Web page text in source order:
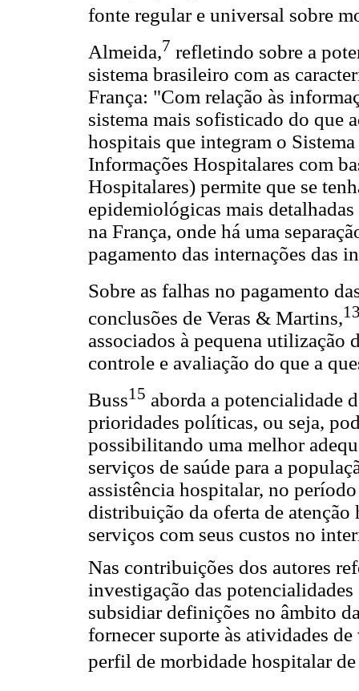
fonte regular e universal sobre
Almeida,7 refletindo sobre a
sistema brasileiro com as
França: "Com relação às
sistema mais sofisticado do que
hospitais que integram o
Informações Hospitalares com
Hospitalares) permite que se
epidemiológicas mais
na França, onde há uma
pagamento das internações das
Sobre as falhas no pagamento
conclusões de Veras & Martins,
associados à pequena utilização
controle e avaliação do que a
Buss15 aborda a potencialidade
prioridades políticas, ou seja,
possibilitando uma melhor
serviços de saúde para a
assistência hospitalar, no
distribuição da oferta de
serviços com seus custos no
Nas contribuições dos autores
investigação das
subsidiar definições no âmbito
fornecer suporte às atividades
perfil de morbidade hospitalar